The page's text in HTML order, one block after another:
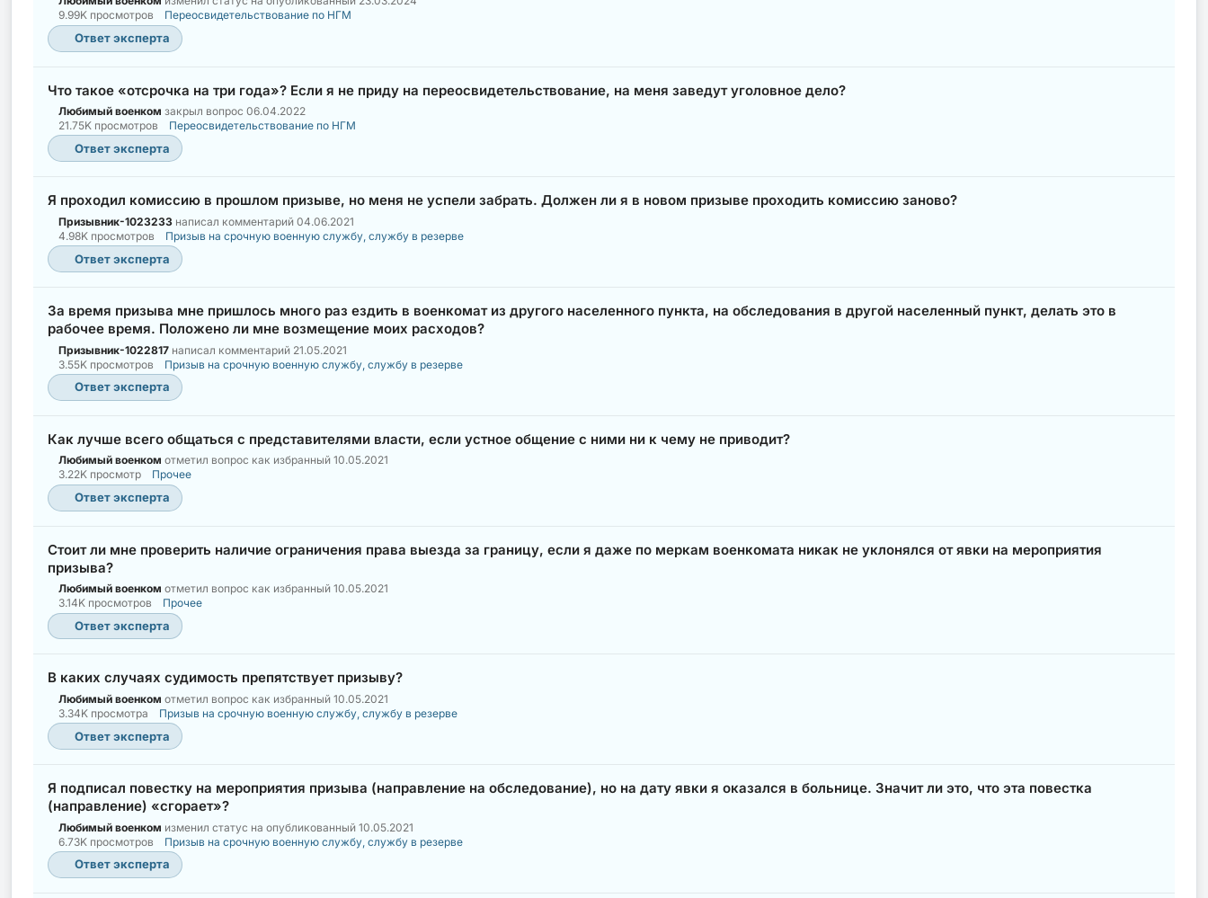
9.99K просмотров
Переосвидетельствование по НГМ
Ответ эксперта
Что такое «отсрочка на три года»? Если я не приду на переосвидетельствование, на меня заведут уголовное дело?
Любимый военком закрыл вопрос 06.04.2022
21.75K просмотров
Переосвидетельствование по НГМ
Ответ эксперта
Я проходил комиссию в прошлом призыве, но меня не успели забрать. Должен ли я в новом призыве проходить комиссию заново?
Призывник-1023233 написал комментарий 04.06.2021
4.98K просмотров
Призыв на срочную военную службу, службу в резерве
Ответ эксперта
За время призыва мне пришлось много раз ездить в военкомат из другого населенного пункта, на обследования в другой населенный пункт, делать это в
рабочее время. Положено ли мне возмещение моих расходов?
Призывник-1022817 написал комментарий 21.05.2021
3.55K просмотров
Призыв на срочную военную службу, службу в резерве
Ответ эксперта
Как лучше всего общаться с представителями власти, если устное общение с ними ни к чему не приводит?
Любимый военком отметил вопрос как избранный 10.05.2021
3.22K просмотр
Прочее
Ответ эксперта
Стоит ли мне проверить наличие ограничения права выезда за границу, если я даже по меркам военкомата никак не уклонялся от явки на мероприятия
призыва?
Любимый военком отметил вопрос как избранный 10.05.2021
3.14K просмотров
Прочее
Ответ эксперта
В каких случаях судимость препятствует призыву?
Любимый военком отметил вопрос как избранный 10.05.2021
3.34K просмотра
Призыв на срочную военную службу, службу в резерве
Ответ эксперта
Я подписал повестку на мероприятия призыва (направление на обследование), но на дату явки я оказался в больнице. Значит ли это, что эта повестка
(направление) «сгорает»?
Любимый военком изменил статус на опубликованный 10.05.2021
6.73K просмотров
Призыв на срочную военную службу, службу в резерве
Ответ эксперта